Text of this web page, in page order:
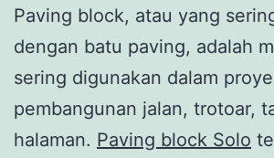
Paving block, atau yang
dengan batu paving, adalah
sering digunakan dalam
pembangunan jalan, trotoar,
halaman. Paving block Solo